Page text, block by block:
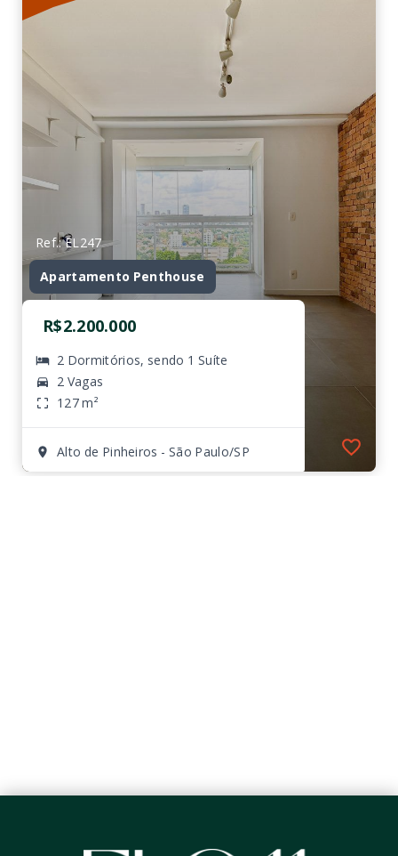
Ref.: EL247
Apartamento Penthouse
R$2.200.000
2 Dormitórios, sendo 1 Suíte
2 Vagas
127 m²
Alto de Pinheiros - São Paulo/SP